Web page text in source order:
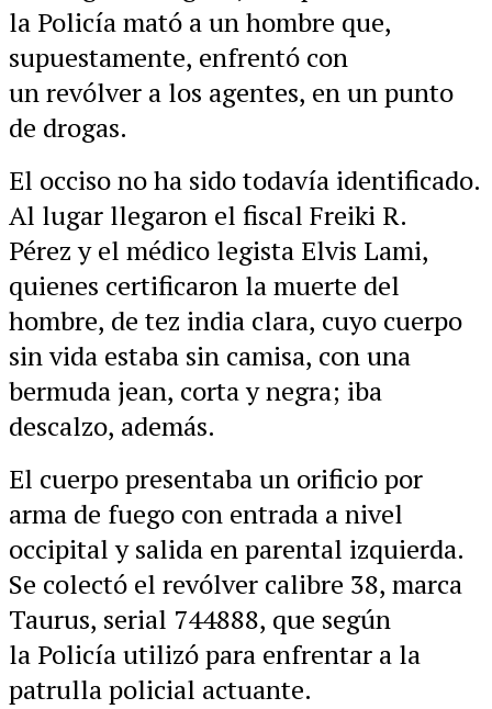
la Policía mató a un hombre que,
supuestamente, enfrentó con
un revólver a los agentes, en un punto
de drogas.
El occiso no ha sido todavía identificado.
Al lugar llegaron el fiscal Freiki R.
Pérez y el médico legista Elvis Lami,
quienes certificaron la muerte del
hombre, de tez india clara, cuyo cuerpo
sin vida estaba sin camisa, con una
bermuda jean, corta y negra; iba
descalzo, además.
El cuerpo presentaba un orificio por
arma de fuego con entrada a nivel
occipital y salida en parental izquierda.
Se colectó el revólver calibre 38, marca
Taurus, serial 744888, que según
la Policía utilizó para enfrentar a la
patrulla policial actuante.